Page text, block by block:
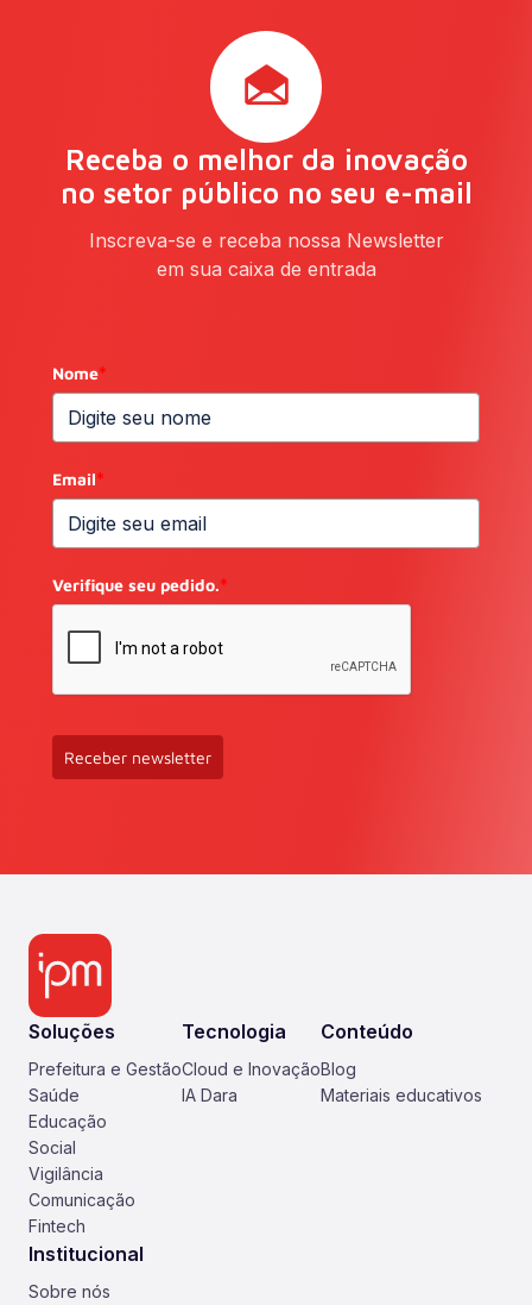
Receba o melhor da inovação
no setor público no seu e-mail
Inscreva-se e receba nossa Newsletter
em sua caixa de entrada
Nome*
Email*
Verifique seu pedido.*
Receber newsletter
Soluções
Prefeitura e Gestão
Saúde
Educação
Social
Vigilância
Comunicação
Fintech
Tecnologia
Cloud e Inovação
IA Dara
Conteúdo
Blog
Materiais educativos
Institucional
Sobre nós